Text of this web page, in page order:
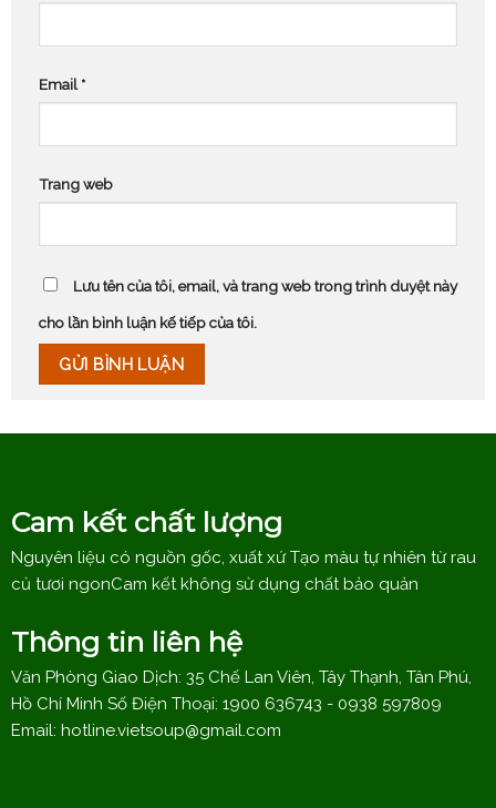
Email *
Trang web
Lưu tên của tôi, email, và trang web trong trình duyệt này
cho lần bình luận kế tiếp của tôi.
Cam kết chất lượng
Nguyên liệu có nguồn gốc, xuất xứ Tạo màu tự nhiên từ rau
củ tươi ngonCam kết không sử dụng chất bảo quản
Thông tin liên hệ
Văn Phòng Giao Dịch: 35 Chế Lan Viên, Tây Thạnh, Tân Phú,
Hồ Chí Minh Số Điện Thoại: 1900 636743 - 0938 597809
Email: hotline.vietsoup@gmail.com